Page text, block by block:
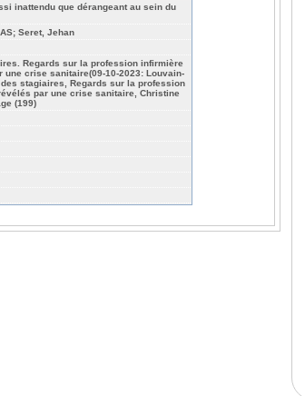
inattendu que dérangeant au sein du
Seret, Jehan
Regards sur la profession infirmière
crise sanitaire(09-10-2023: Louvain-
stagiaires, Regards sur la profession
par une crise sanitaire, Christine
(199)